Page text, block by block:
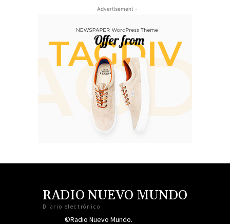
- Advertisement -
RADIO NUEVO MUNDO
Diario electrónico
©Radio Nuevo Mundo.